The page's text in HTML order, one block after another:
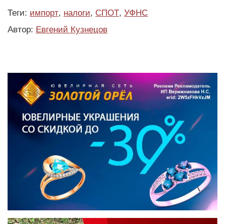
Теги: импорт, налоги, СПОТ, УФНС
Автор: Евгений Кузнецов